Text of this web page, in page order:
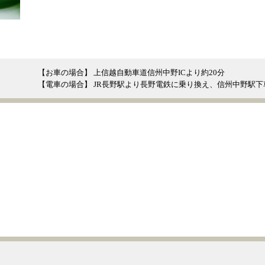
【お車の場合】 上信越自動車道信州中野ICより約20分
【電車の場合】 JR長野駅より長野電鉄に乗り換え、信州中野駅